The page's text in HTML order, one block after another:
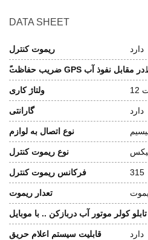
DATA SHEET
ریموت کنترل دارد
ًضریب حفاظت GPS در مقابل نفوذ آب
ولتاژ کاری
گارانتی دارد
نوع اتصال به لوازم
نوع ریموت کنترل
فرکانس ریموت کنترل 315
تعدار ریموت
کولر موتور آب دربازکن .. با موبایل
قابلیت سیستم اعلام حریق دارد